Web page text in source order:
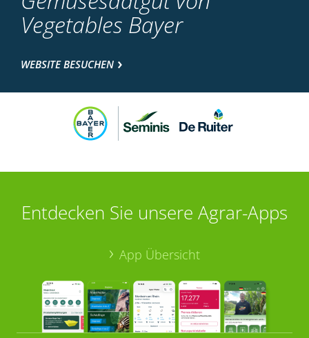
Vegetables Bayer
WEBSITE BESUCHEN
Entdecken Sie unsere Agrar-Apps
App Übersicht